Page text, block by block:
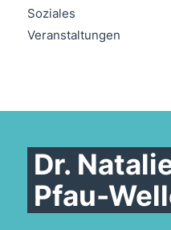
Soziales
Veranstaltungen
Dr.
Pfau-